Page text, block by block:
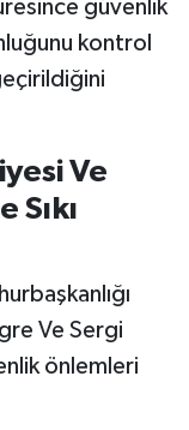
güvenlik
kontrol
Ve
Sıkı
Ve Sergi
önlemleri